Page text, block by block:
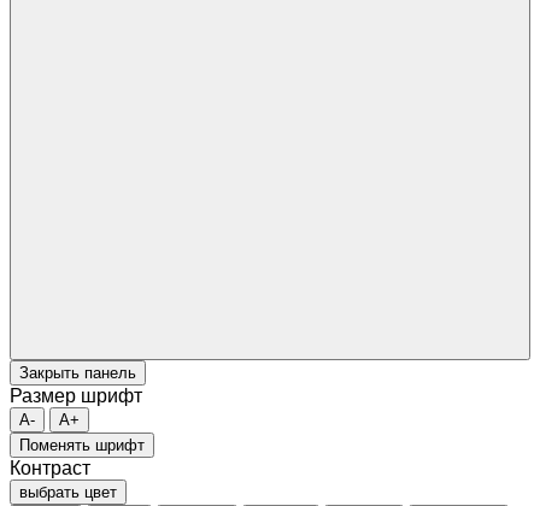
Закрыть панель
Размер шрифт
A-
A+
Поменять шрифт
Контраст
выбрать цвет